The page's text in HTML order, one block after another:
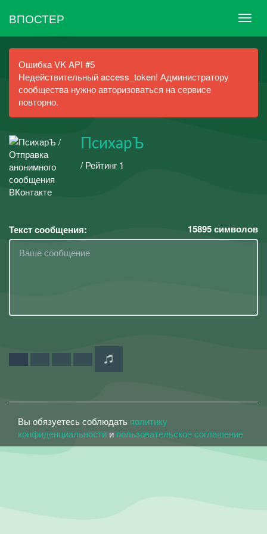
ВПОСТЕР
Ошибка VK API #5
Недействительный access_token! Администратору
сообщества нужно авторизоваться на сервисе
повторно.
ПсихарЪ
/ Рейтинг 1
Текст сообщения: 15895символов
Вы обязуетесь соблюдать политику
конфиденциальности и пользовательское соглашение